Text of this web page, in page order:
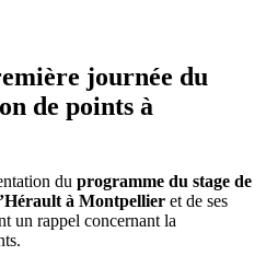
journée du
de points à
du programme du stage de
à Montpellier et de ses
un rappel concernant la